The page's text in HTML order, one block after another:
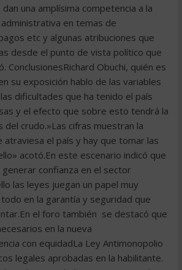
dan una amplísima competencia a la
en temas de
etc y algunas atribuciones que
desde el punto de vista político que
ConclusionesRichard Obuchi, quién es
su exposición hablo de las variables
dificultades que ha tenido el país
y el efecto que sobre esto tendrá la
del crudo.»Las cifras muestran la
atraviesa el país y hay que tomar las
acotó.En este escenario indicó que
confianza en el sector
las leyes juegan un papel muy
en la garantía y seguridad que
el foro también se destacó que
en la nueva
con equidadLa Ley Antimonopolio
legales aprobadas en la habilitante.